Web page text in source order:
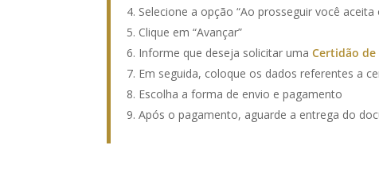
Selecione a opção “Ao prosseguir você
Clique em “Avançar”
Informe que deseja solicitar umaCertidão de
Em seguida, coloque os dados referentes a
Escolha a forma de envio e pagamento
Após o pagamento, aguarde a entrega do